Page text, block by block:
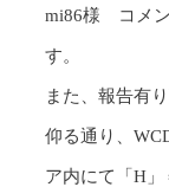
mi86様 コメン
す。
また、報告有
仰る通り、
ア内にて「H